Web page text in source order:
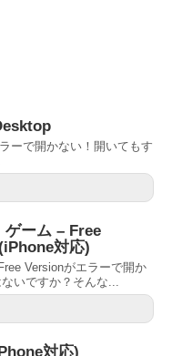
ーで開かない！開いてもす
ゲーム – Free
対応)
Versionがエラーで開か
いですか？そんな...
対応)